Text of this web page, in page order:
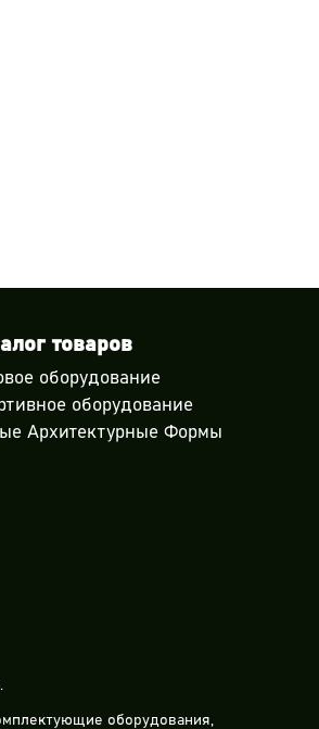
товаров
оборудование
оборудование
Архитектурные Формы
оборудования,